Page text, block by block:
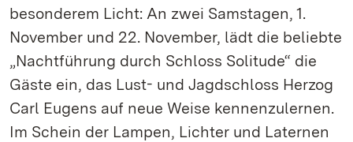
besonderem Licht: An zwei Samstagen, 1.
November und 22. November, lädt die beliebte
„Nachtführung durch Schloss Solitude“ die
Gäste ein, das Lust- und Jagdschloss Herzog
Carl Eugens auf neue Weise kennenzulernen.
Im Schein der Lampen, Lichter und Laternen